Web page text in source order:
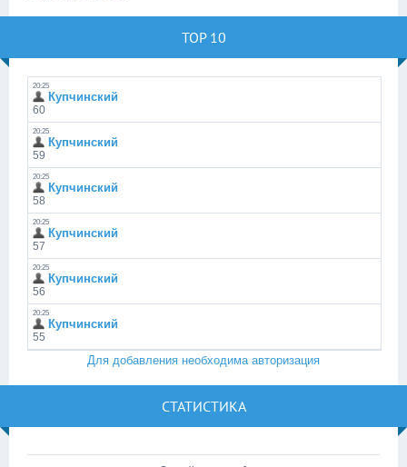
TOP 10
Для добавления необходима авторизация
СТАТИСТИКА